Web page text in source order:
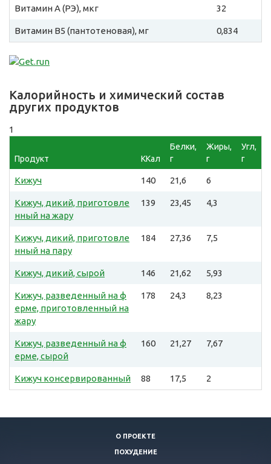
Витамин A (РЭ), мкг 32
Витамин B5 (пантотеновая), мг 0,834
Калорийность и химический состав
других продуктов
1
Продукт ККал
Белки,
г
Жиры,
г
Угл,
г
Кижуч 140 21,6 6
Кижуч, дикий, приготовле
нный на жару
139 23,45 4,3
Кижуч, дикий, приготовле
нный на пару
184 27,36 7,5
Кижуч, дикий, сырой 146 21,62 5,93
Кижуч, разведенный на ф
ерме, приготовленный на
жару
178 24,3 8,23
Кижуч, разведенный на ф
ерме, сырой
160 21,27 7,67
Кижуч консервированный 88 17,5 2
О ПРОЕКТЕ
ПОХУДЕНИЕ